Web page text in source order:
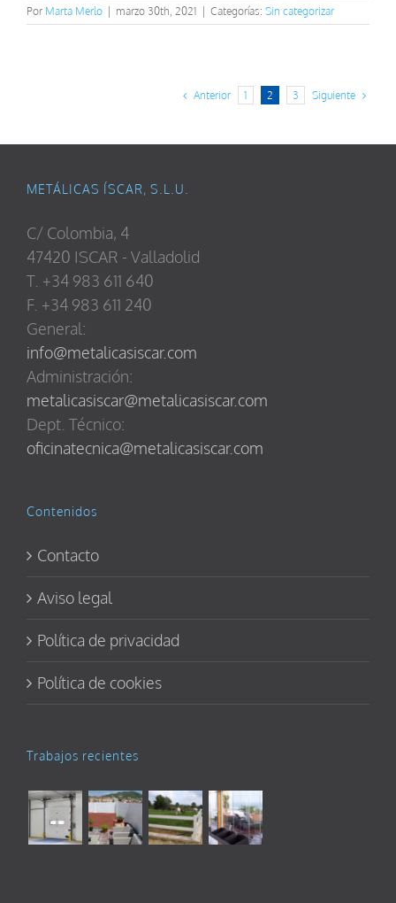
Por Marta Merlo | marzo 30th, 2021 | Categorías: Sin categorizar
Anterior 1 2 3 Siguiente
METÁLICAS ÍSCAR, S.L.U.
C/ Colombia, 4
47420 ISCAR - Valladolid
T. +34 983 611 640
F. +34 983 611 240
General:
info@metalicasiscar.com
Administración:
metalicasiscar@metalicasiscar.com
Dept. Técnico:
oficinatecnica@metalicasiscar.com
Contenidos
Contacto
Aviso legal
Política de privacidad
Política de cookies
Trabajos recientes